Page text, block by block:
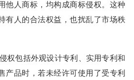
他人商标，均构成商标侵权。这种
有人的合法权益，也扰乱了市场秩
包括外观设计专利、实用专利和
产品时，若未经许可使用了受专利